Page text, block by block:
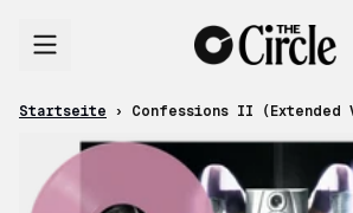
Startseite › Confessions II (Extended